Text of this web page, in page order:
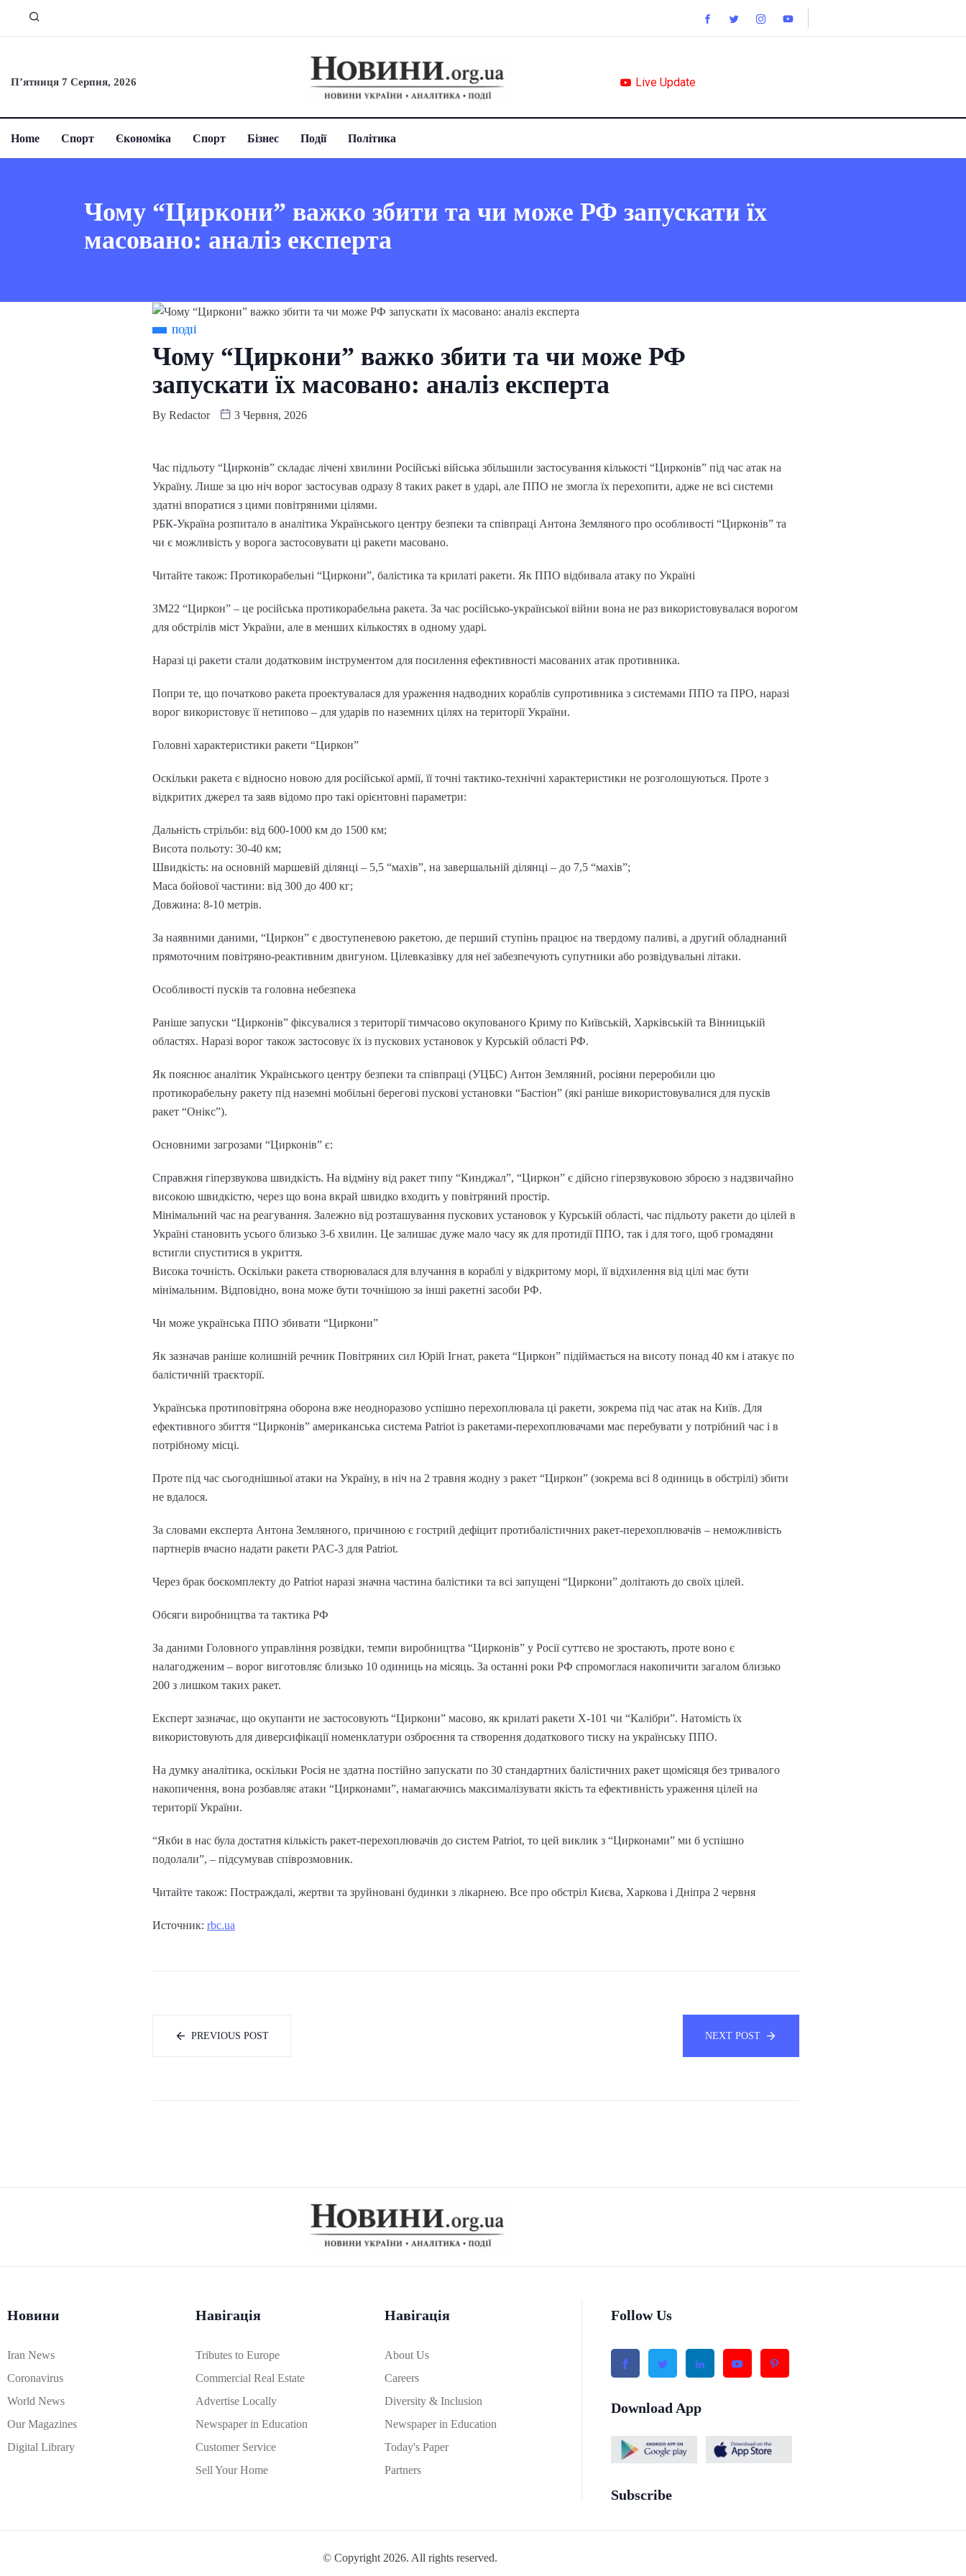
П’ятниця 7 Серпня, 2026 Live Update
Home Спорт Єкономіка Спорт Бізнес Події Політика
Чому “Циркони” важко збити та чи може РФ запускати їх
масовано: аналіз експерта
ПОДІЇ
Чому “Циркони” важко збити та чи може РФ
запускати їх масовано: аналіз експерта
By Redactor 3 Червня, 2026
Час підльоту “Цирконів” складає лічені хвилини Російські війська збільшили застосування кількості “Цирконів” під час атак на
Україну. Лише за цю ніч ворог застосував одразу 8 таких ракет в ударі, але ППО не змогла їх перехопити, адже не всі системи
здатні впоратися з цими повітряними цілями.
РБК-Україна розпитало в аналітика Українського центру безпеки та співпраці Антона Земляного про особливості “Цирконів” та
чи є можливість у ворога застосовувати ці ракети масовано.
Читайте також: Протикорабельні “Циркони”, балістика та крилаті ракети. Як ППО відбивала атаку по Україні
3М22 “Циркон” – це російська протикорабельна ракета. За час російсько-української війни вона не раз використовувалася ворогом
для обстрілів міст України, але в менших кількостях в одному ударі.
Наразі ці ракети стали додатковим інструментом для посилення ефективності масованих атак противника.
Попри те, що початково ракета проектувалася для ураження надводних кораблів супротивника з системами ППО та ПРО, наразі
ворог використовує її нетипово – для ударів по наземних цілях на території України.
Головні характеристики ракети “Циркон”
Оскільки ракета є відносно новою для російської армії, її точні тактико-технічні характеристики не розголошуються. Проте з
відкритих джерел та заяв відомо про такі орієнтовні параметри:
Дальність стрільби: від 600-1000 км до 1500 км;
Висота польоту: 30-40 км;
Швидкість: на основній маршевій ділянці – 5,5 “махів”, на завершальній ділянці – до 7,5 “махів”;
Маса бойової частини: від 300 до 400 кг;
Довжина: 8-10 метрів.
За наявними даними, “Циркон” є двоступеневою ракетою, де перший ступінь працює на твердому паливі, а другий обладнаний
прямоточним повітряно-реактивним двигуном. Цілевказівку для неї забезпечують супутники або розвідувальні літаки.
Особливості пусків та головна небезпека
Раніше запуски “Цирконів” фіксувалися з території тимчасово окупованого Криму по Київській, Харківській та Вінницькій
областях. Наразі ворог також застосовує їх із пускових установок у Курській області РФ.
Як пояснює аналітик Українського центру безпеки та співпраці (УЦБС) Антон Земляний, росіяни переробили цю
протикорабельну ракету під наземні мобільні берегові пускові установки “Бастіон” (які раніше використовувалися для пусків
ракет “Онікс”).
Основними загрозами “Цирконів” є:
Справжня гіперзвукова швидкість. На відміну від ракет типу “Кинджал”, “Циркон” є дійсно гіперзвуковою зброєю з надзвичайно
високою швидкістю, через що вона вкрай швидко входить у повітряний простір.
Мінімальний час на реагування. Залежно від розташування пускових установок у Курській області, час підльоту ракети до цілей в
Україні становить усього близько 3-6 хвилин. Це залишає дуже мало часу як для протидії ППО, так і для того, щоб громадяни
встигли спуститися в укриття.
Висока точність. Оскільки ракета створювалася для влучання в кораблі у відкритому морі, її відхилення від цілі має бути
мінімальним. Відповідно, вона може бути точнішою за інші ракетні засоби РФ.
Чи може українська ППО збивати “Циркони”
Як зазначав раніше колишній речник Повітряних сил Юрій Ігнат, ракета “Циркон” підіймається на висоту понад 40 км і атакує по
балістичній траєкторії.
Українська протиповітряна оборона вже неодноразово успішно перехоплювала ці ракети, зокрема під час атак на Київ. Для
ефективного збиття “Цирконів” американська система Patriot із ракетами-перехоплювачами має перебувати у потрібний час і в
потрібному місці.
Проте під час сьогоднішньої атаки на Україну, в ніч на 2 травня жодну з ракет “Циркон” (зокрема всі 8 одиниць в обстрілі) збити
не вдалося.
За словами експерта Антона Земляного, причиною є гострий дефіцит протибалістичних ракет-перехоплювачів – неможливість
партнерів вчасно надати ракети PAC-3 для Patriot.
Через брак боєкомплекту до Patriot наразі значна частина балістики та всі запущені “Циркони” долітають до своїх цілей.
Обсяги виробництва та тактика РФ
За даними Головного управління розвідки, темпи виробництва “Цирконів” у Росії суттєво не зростають, проте воно є
налагодженим – ворог виготовляє близько 10 одиниць на місяць. За останні роки РФ спромоглася накопичити загалом близько
200 з лишком таких ракет.
Експерт зазначає, що окупанти не застосовують “Циркони” масово, як крилаті ракети Х-101 чи “Калібри”. Натомість їх
використовують для диверсифікації номенклатури озброєння та створення додаткового тиску на українську ППО.
На думку аналітика, оскільки Росія не здатна постійно запускати по 30 стандартних балістичних ракет щомісяця без тривалого
накопичення, вона розбавляє атаки “Цирконами”, намагаючись максималізувати якість та ефективність ураження цілей на
території України.
“Якби в нас була достатня кількість ракет-перехоплювачів до систем Patriot, то цей виклик з “Цирконами” ми б успішно
подолали”, – підсумував співрозмовник.
Читайте також: Постраждалі, жертви та зруйновані будинки з лікарнею. Все про обстріл Києва, Харкова і Дніпра 2 червня
Источник: rbc.ua
PREVIOUS POST NEXT POST
Новини
Iran News
Coronavirus
World News
Our Magazines
Digital Library
Навігація
Tributes to Europe
Commercial Real Estate
Advertise Locally
Newspaper in Education
Customer Service
Sell Your Home
Навігація
About Us
Careers
Diversity & Inclusion
Newspaper in Education
Today's Paper
Partners
Follow Us
Download App
Subscribe
© Copyright 2026. All rights reserved.